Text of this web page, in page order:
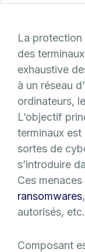
La
des
exhaustive
à un réseau
ordinateurs,
L’objectif
terminaux
sortes de
s’introduire
Ces
ransomwares
autorisés, etc.
Composant